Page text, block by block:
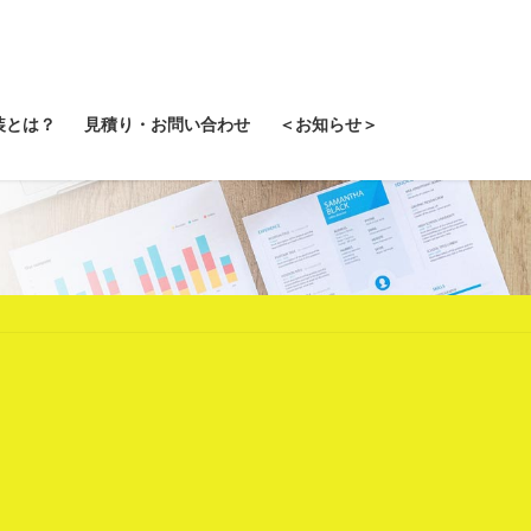
は？ 見積り・お問い合わせ ＜お知らせ＞